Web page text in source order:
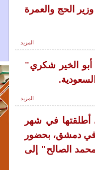
الحج والعمرة
المزيد
أبو الخير شكري"
المزيد
أطلقتها في شهر
في دمشق، بحضور
الصالح" إلى